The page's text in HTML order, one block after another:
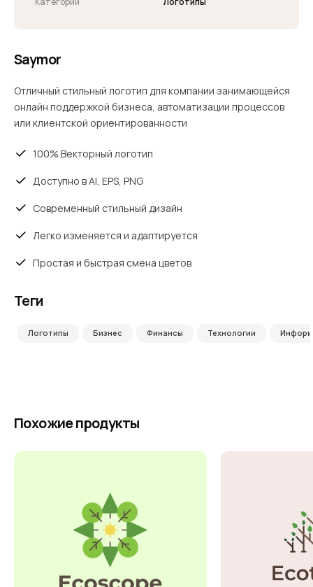
Saymor
Отличный стильный логотип для компании занимающейся
онлайн поддержкой бизнеса, автоматизации процессов
или клиентской ориентированности
100% Векторный логотип
Доступно в AI, EPS, PNG
Современный стильный дизайн
Легко изменяется и адаптируется
Простая и быстрая смена цветов
Теги
Логотипы Бизнес Финансы Технологии
Похожие продукты